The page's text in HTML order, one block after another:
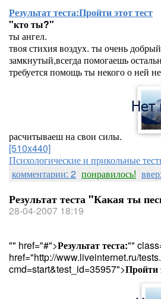
Результат теста:Пройти этот тест
"кто ты?"
ты ангел.
твоя стихия воздух. ты очень
замкнутый,всегда помогаешь
требуется помощь ты некого о ней
расчитываеш на свои силы.
[510x440]
Психологические и прикольные
комментарии: 2 понравилось!
Результат теста "Какая ты
28-04-2007 18:19
"" href="#">Результат теста:""
href="http://www.liveinternet.ru/
cmd=start&test_id=35957">Пройти